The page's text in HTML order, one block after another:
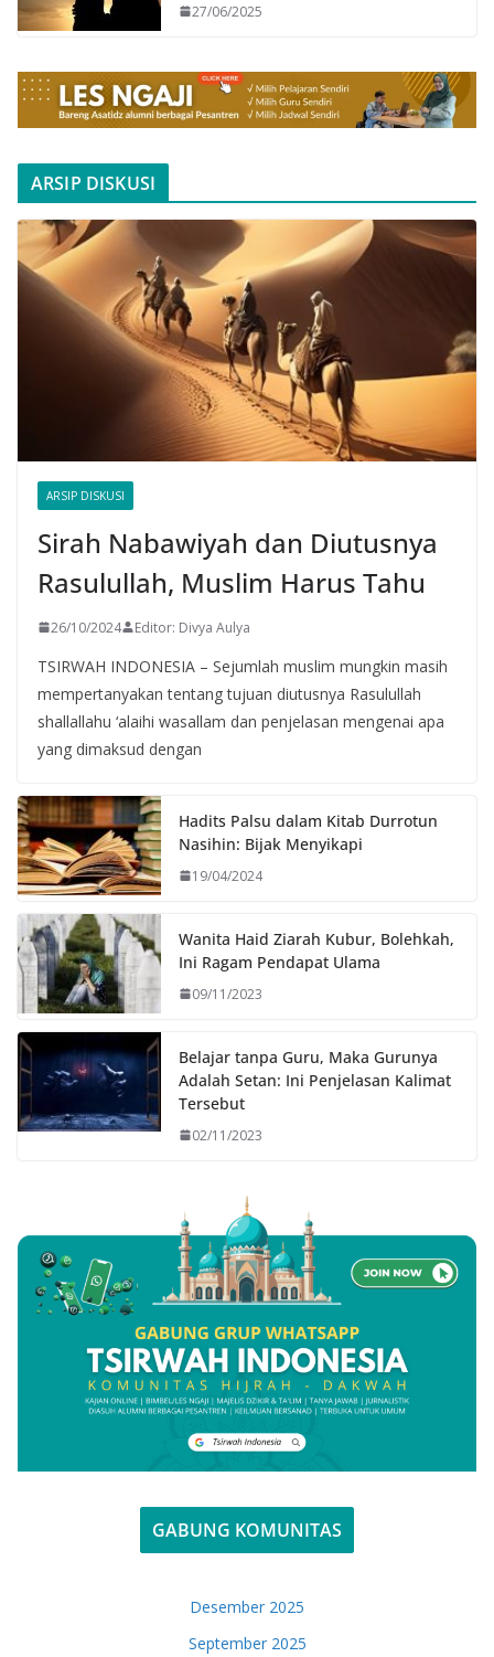
27/06/2025
ARSIP DISKUSI
ARSIP DISKUSI
Sirah Nabawiyah dan Diutusnya
Rasulullah, Muslim Harus Tahu
26/10/2024 Editor: Divya Aulya
TSIRWAH INDONESIA – Sejumlah muslim mungkin masih
mempertanyakan tentang tujuan diutusnya Rasulullah
shallallahu ‘alaihi wasallam dan penjelasan mengenai apa
yang dimaksud dengan
Hadits Palsu dalam Kitab Durrotun
Nasihin: Bijak Menyikapi
19/04/2024
Wanita Haid Ziarah Kubur, Bolehkah,
Ini Ragam Pendapat Ulama
09/11/2023
Belajar tanpa Guru, Maka Gurunya
Adalah Setan: Ini Penjelasan Kalimat
Tersebut
02/11/2023
GABUNG KOMUNITAS
Desember 2025
September 2025